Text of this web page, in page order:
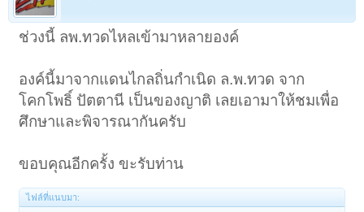
ช่วงนี้ ลพ.ทวดไหลเข้ามาหลายองค์
องค์นี้มาจากแดนไกลถิ่นกำเนิด ล.พ.ทวด จาก
โคกโพธิ์ ปัตตานี เป็นของญาติ เลยเอามาให้ชมเพื่อ
ศึกษาและพิจารณากันครับ
ขอบคุณอีกครั้ง ขะรับท่าน
ไฟล์ที่แนบมา: